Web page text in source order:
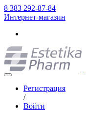
8 383 292-87-84
Интернет-магазин
Регистрация
/
Войти